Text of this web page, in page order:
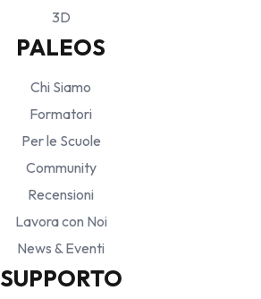
3D
PALEOS
Chi Siamo
Formatori
Per le Scuole
Community
Recensioni
Lavora con Noi
News & Eventi
SUPPORTO